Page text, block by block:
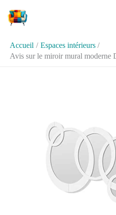
Accueil
Espaces intérieurs
Avis sur le miroir mural moderne